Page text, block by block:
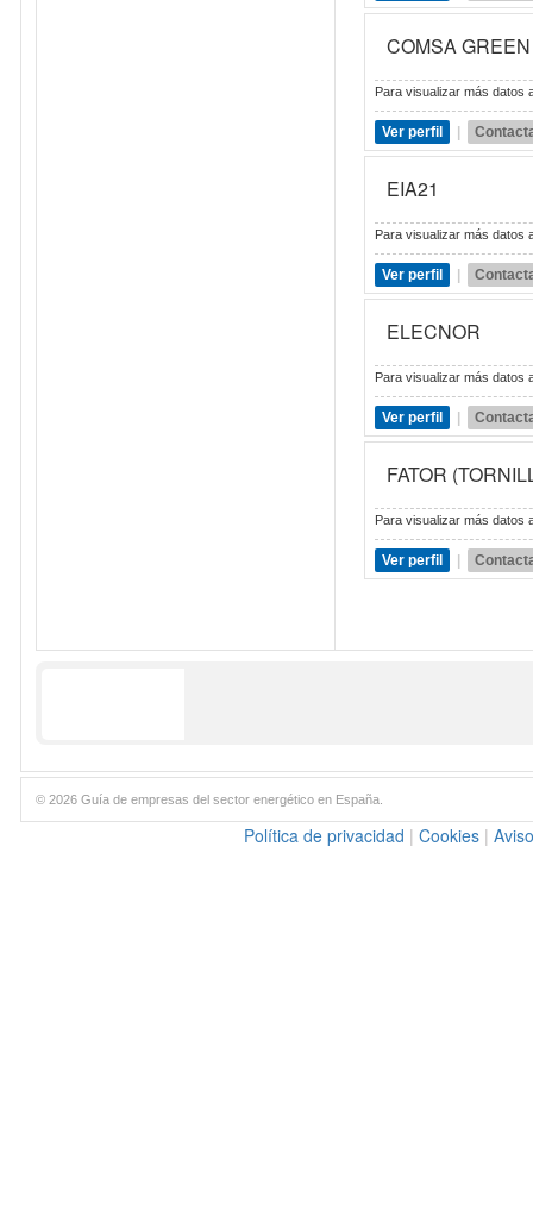
COMSA
Para visualizar más datos
Ver perfil
EIA21
Para visualizar más datos
Ver perfil
ELECNOR
Para visualizar más datos
Ver perfil
FATOR
Para visualizar más datos
Ver perfil
© 2026 Guía de empresas del sector energético en España.
Política de privacidad | Cookies |